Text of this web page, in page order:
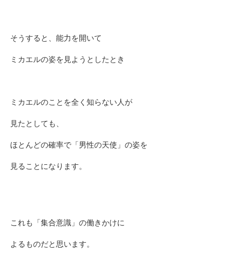
そうすると、能力を開いて
ミカエルの姿を見ようとしたとき
ミカエルのことを全く知らない人が
見たとしても、
ほとんどの確率で「男性の天使」の姿を
見ることになります。
これも「集合意識」の働きかけに
よるものだと思います。